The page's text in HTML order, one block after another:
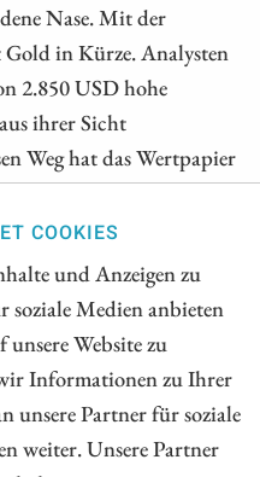
COOKIES
und Anzeigen zu
Medien anbieten
Website zu
Informationen zu Ihrer
unsere Partner für soziale
weiter. Unsere Partner
Nase. Mit der
in Kürze. Analysten
2.850 USD hohe
ihrer Sicht
Weg hat das Wertpapier
Jahren bereits genommen.
dass die Aktie auf
reagiert hat. Ein
war der
bei First Majestic
endlich einen